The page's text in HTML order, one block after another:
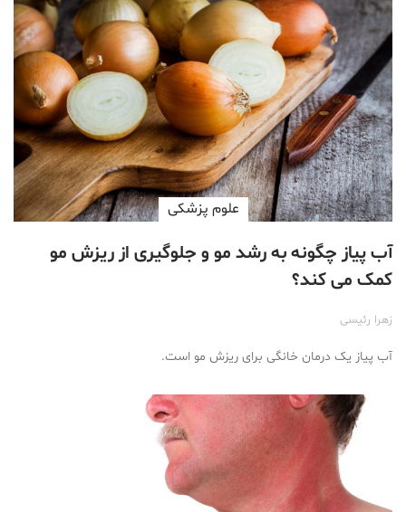
علوم پزشكی
آب پیاز چگونه به رشد مو و جلوگیری از ریزش مو
کمک می کند؟
زهرا رئیسی
آب پیاز یک درمان خانگی برای ریزش مو است.